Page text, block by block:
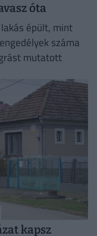
óta
épült, mint
száma
mutatott
kapsz